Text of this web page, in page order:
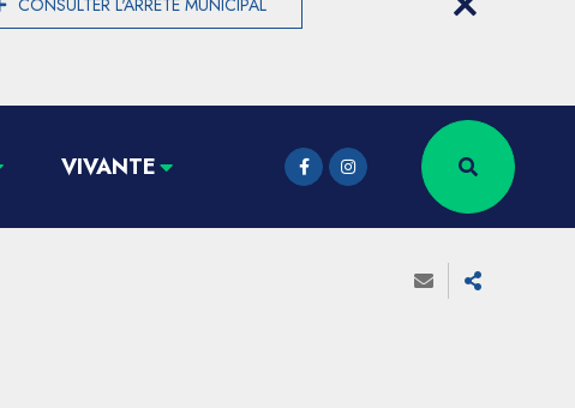
CONSULTER L'ARRÊTÉ MUNICIPAL
VIVANTE